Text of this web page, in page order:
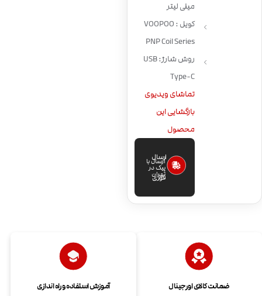
میلی لیتر
کویل : VOOPOO
PNP Coil Series
روش شارژ: USB
Type-C
تماشای ویدیوی
بازگشایی این
محصول
ارسال
فوری
ارسال با
پیک در
تهران
ضمانت کالای اورجینال آموزش استفاده و راه اندازی